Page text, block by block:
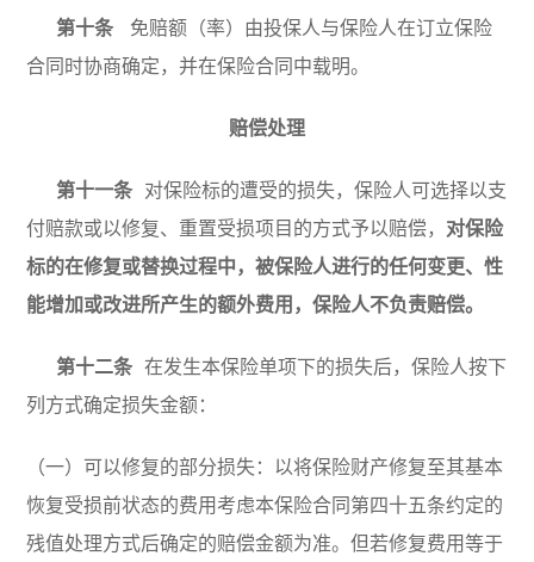
第十条
免赔额（率）由投保人与保险人在订立保险
合同时协商确定，并在保险合同中载明。
赔偿处理
第十一条
对保险标的遭受的损失，保险人可选择以支
付赔款或以修复、重置受损项目的方式予以赔偿， 对保险
标的在修复或替换过程中，被保险人进行的任何变更、性
能增加或改进所产生的额外费用，保险人不负责赔偿。
第十二条
在发生本保险单项下的损失后，保险人按下
列方式确定损失金额：
（一）可以修复的部分损失：以将保险财产修复至其基本
恢复受损前状态的费用考虑本保险合同第四十五条约定的
残值处理方式后确定的赔偿金额为准。但若修复费用等于